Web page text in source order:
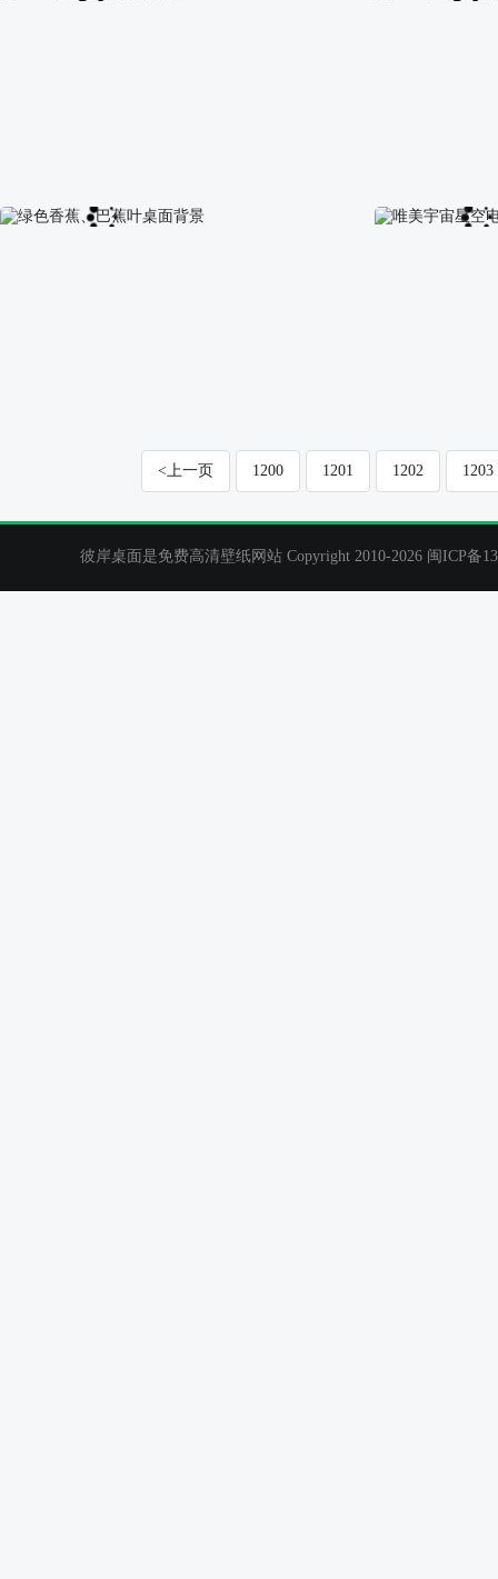
2011年9月宽屏日历月历 2011年9月宽屏
<上一页 1200 1201 1202 1203
彼岸桌面是免费高清壁纸网站 Copyright 2010-2026 闽ICP备